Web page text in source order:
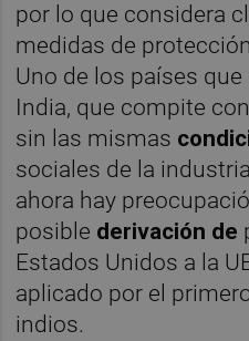
por lo que considera
medidas de
Uno de los países
India, que compite
sin las mismas
sociales de la industria
ahora hay
posible derivación de
Estados Unidos a la
aplicado por el
indios.